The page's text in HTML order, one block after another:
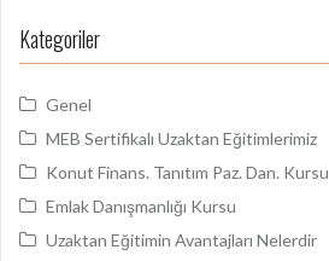
ı
m
ı
a
:
Kategoriler
Genel
MEB Sertifikalı Uzaktan Eğitimlerimiz
Konut Finans. Tanıtım Paz. Dan. Kursu
Emlak Danışmanlığı Kursu
Uzaktan Eğitimin Avantajları Nelerdir